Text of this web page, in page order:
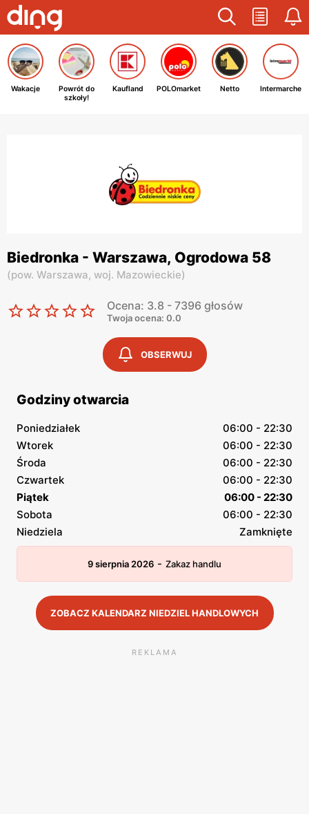
Wakacje
Powrót do
szkoły!
Kaufland POLOmarket Netto Intermarche
Biedronka - Warszawa, Ogrodowa 58
(pow. Warszawa, woj. Mazowieckie)
Ocena: 3.8 - 7396 głosów
Twoja ocena: 0.0
OBSERWUJ
Godziny otwarcia
Poniedziałek
06:00 - 22:30
Wtorek
06:00 - 22:30
Środa
06:00 - 22:30
Czwartek
06:00 - 22:30
Piątek
06:00 - 22:30
Sobota
06:00 - 22:30
Niedziela
Zamknięte
9 sierpnia 2026 - Zakaz handlu
ZOBACZ KALENDARZ NIEDZIEL HANDLOWYCH
REKLAMA